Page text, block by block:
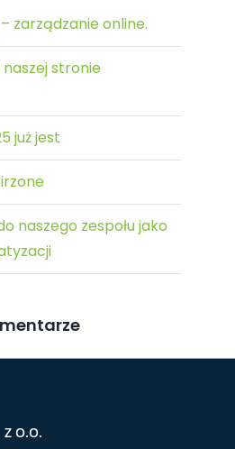
zarządzanie online.
stronie
już jest
naszego zespołu jako
Z O.O.